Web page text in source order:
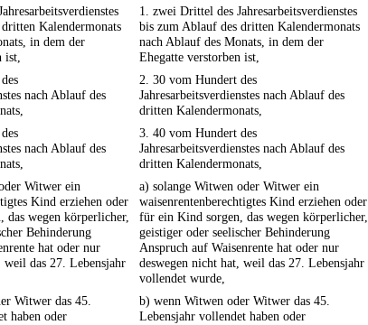
Kalendermonats
in dem der
ist,
1. zwei Drittel des Jahresarbeitsverdienstes
bis zum Ablauf des dritten Kalendermonats
nach Ablauf des Monats, in dem der
Ehegatte verstorben ist,
nach Ablauf des
2. 30 vom Hundert des
Jahresarbeitsverdienstes nach Ablauf des
dritten Kalendermonats,
nach Ablauf des
3. 40 vom Hundert des
Jahresarbeitsverdienstes nach Ablauf des
dritten Kalendermonats,
Witwer ein
Kind erziehen oder
das wegen körperlicher,
Behinderung
hat oder nur
weil das 27. Lebensjahr
a) solange Witwen oder Witwer ein
waisenrentenberechtigtes Kind erziehen oder
für ein Kind sorgen, das wegen körperlicher,
geistiger oder seelischer Behinderung
Anspruch auf Waisenrente hat oder nur
deswegen nicht hat, weil das 27. Lebensjahr
vollendet wurde,
Witwer das 45.
haben oder
b) wenn Witwen oder Witwer das 45.
Lebensjahr vollendet haben oder